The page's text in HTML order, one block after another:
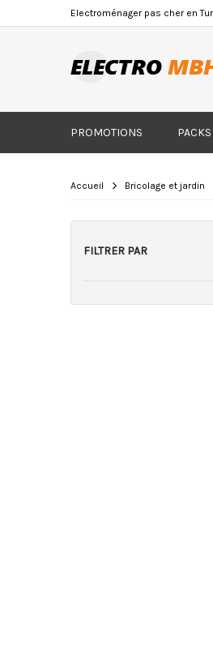
Electroménager pas cher en
PROMOTIONS PACKS
Accueil Bricolage et jardin
FILTRER PAR